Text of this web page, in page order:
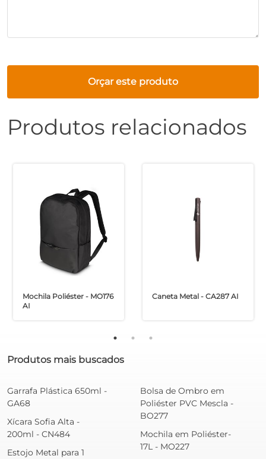
Orçar este produto
Produtos relacionados
Mochila Poliéster - MO176
AI
Caneta Metal - CA287 AI
Produtos mais buscados
Garrafa Plástica 650ml -
GA68
Xícara Sofia Alta -
200ml - CN484
Estojo Metal para 1
Bolsa de Ombro em
Poliéster PVC Mescla -
BO277
Mochila em Poliéster-
17L - MO227